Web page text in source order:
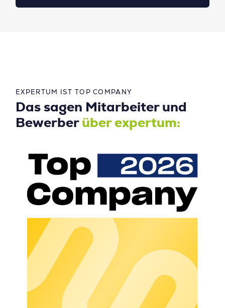
EXPERTUM IST TOP COMPANY
Das sagen Mitarbeiter und
Bewerber über expertum: